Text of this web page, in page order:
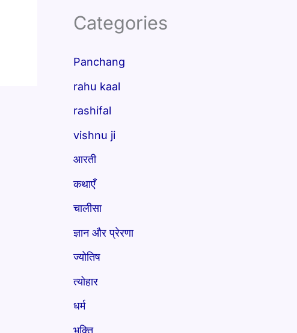
Categories
Panchang
rahu kaal
rashifal
vishnu ji
आरती
कथाएँ
चालीसा
ज्ञान और प्रेरणा
ज्योतिष
त्योहार
धर्म
भक्ति